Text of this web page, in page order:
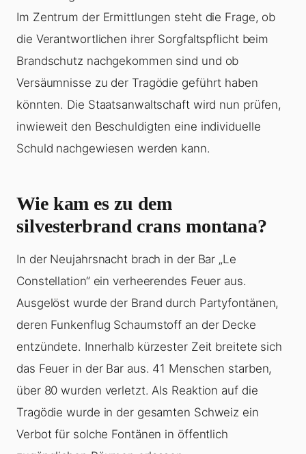
Im Zentrum der Ermittlungen steht die Frage, ob
die Verantwortlichen ihrer Sorgfaltspflicht beim
Brandschutz nachgekommen sind und ob
Versäumnisse zu der Tragödie geführt haben
könnten. Die Staatsanwaltschaft wird nun prüfen,
inwieweit den Beschuldigten eine individuelle
Schuld nachgewiesen werden kann.
Wie kam es zu dem
silvesterbrand crans montana?
In der Neujahrsnacht brach in der Bar „Le
Constellation“ ein verheerendes Feuer aus.
Ausgelöst wurde der Brand durch Partyfontänen,
deren Funkenflug Schaumstoff an der Decke
entzündete. Innerhalb kürzester Zeit breitete sich
das Feuer in der Bar aus. 41 Menschen starben,
über 80 wurden verletzt. Als Reaktion auf die
Tragödie wurde in der gesamten Schweiz ein
Verbot für solche Fontänen in öffentlich